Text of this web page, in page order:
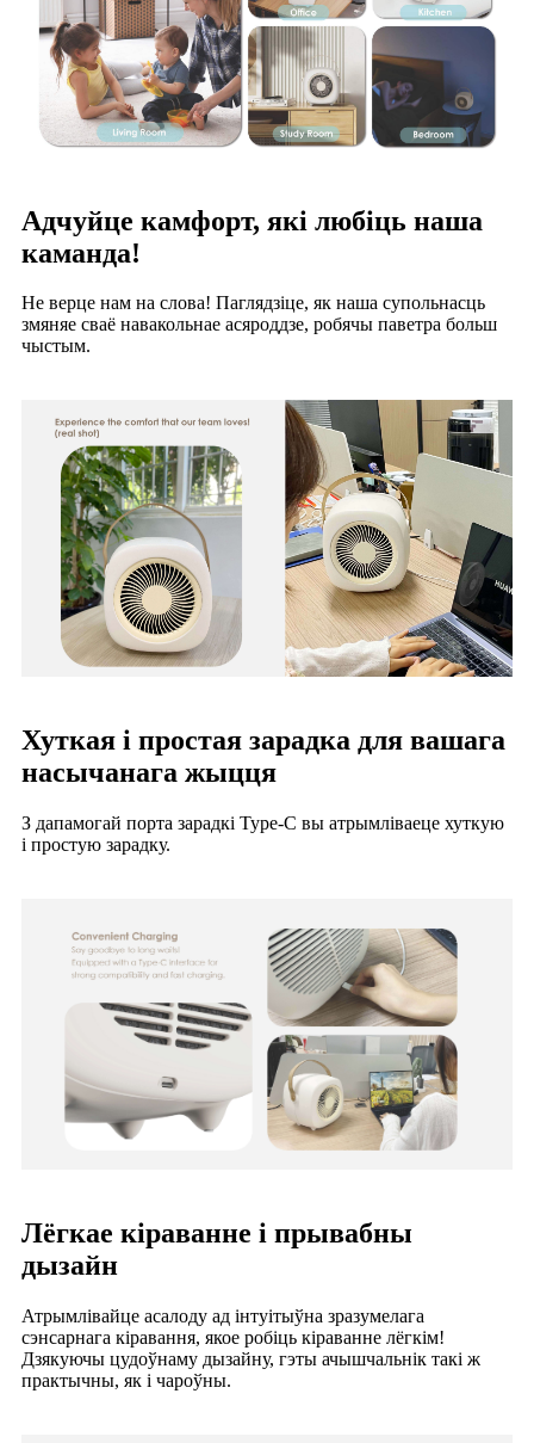
Адчуйце камфорт, які любіць наша
каманда!
Не верце нам на слова! Паглядзіце, як наша супольнасць
змяняе сваё навакольнае асяроддзе, робячы паветра больш
чыстым.
Хуткая і простая зарадка для вашага
насычанага жыцця
З дапамогай порта зарадкі Type-C вы атрымліваеце хуткую
і простую зарадку.
Лёгкае кіраванне і прывабны
дызайн
Атрымлівайце асалоду ад інтуітыўна зразумелага
сэнсарнага кіравання, якое робіць кіраванне лёгкім!
Дзякуючы цудоўнаму дызайну, гэты ачышчальнік такі ж
практычны, як і чароўны.